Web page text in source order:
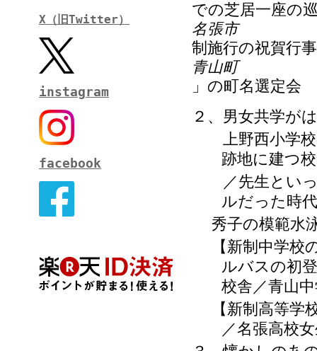
X（旧Twitter）
instagram
facebook
での芝居一座の
名張市
制施行の祝賀行
青山町
」の町名選定会
２、男女共学が
上野西小学校
跡地に建つ
／先生といっ
ルだった時
秀子の模範水
【新制中学
ルバスの初
校舎／青山
【新制高等
／名張高校